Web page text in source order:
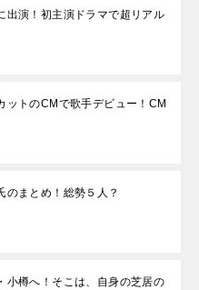
出演！初主演ドラマで超リアル
ットのCMで歌手デビュー！CM
のまとめ！総勢５人？
小樽へ！そこは、自身の芝居の